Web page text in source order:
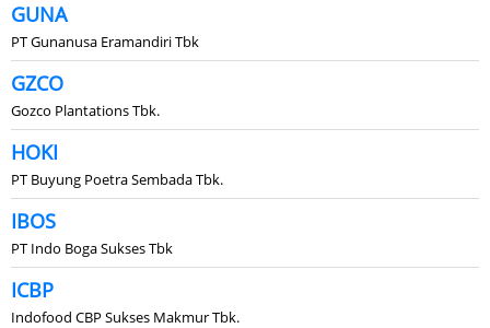
GUNA
PT Gunanusa Eramandiri Tbk
GZCO
Gozco Plantations Tbk.
HOKI
PT Buyung Poetra Sembada Tbk.
IBOS
PT Indo Boga Sukses Tbk
ICBP
Indofood CBP Sukses Makmur Tbk.